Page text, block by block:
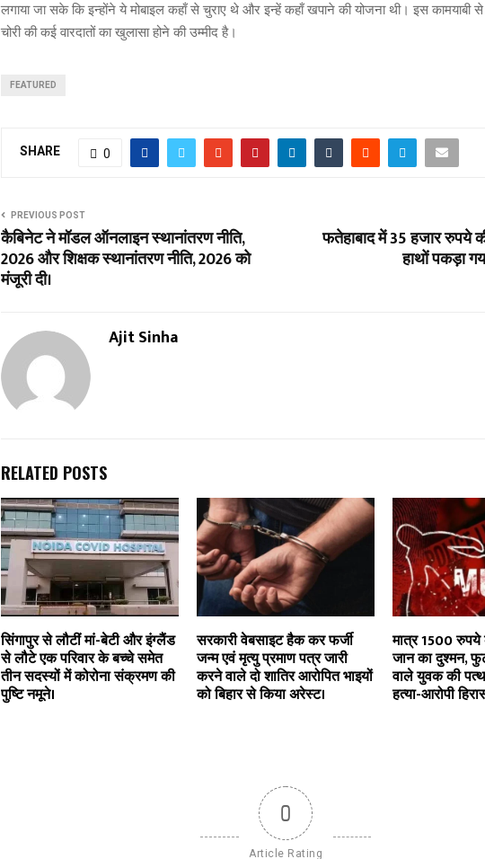
लगाया जा सके कि इन्होंने ये मोबाइल कहाँ से चुराए थे और इन्हें कहाँ खपाने की योजना थी। इस कामयाबी
चोरी की कई वारदातों का खुलासा होने की उम्मीद है।
FEATURED
SHARE 0
PREVIOUS POST
कैबिनेट ने मॉडल ऑनलाइन स्थानांतरण नीति,
2026 और शिक्षक स्थानांतरण नीति, 2026 को
मंजूरी दी।
फतेहाबाद में 35 हजार रुपये
हाथों पकड़ा
Ajit Sinha
RELATED POSTS
सिंगापुर से लौटीं मां-बेटी और इंग्लैंड
से लौटे एक परिवार के बच्चे समेत
तीन सदस्यों में कोरोना संक्रमण की
पुष्टि नमूने।
सरकारी वेबसाइट हैक कर फर्जी
जन्म एवं मृत्यु प्रमाण पत्र जारी
करने वाले दो शातिर आरोपित भाइयों
को बिहार से किया अरेस्ट।
मात्र 1500 रुपये
जान का दुश्मन,
वाले युवक की
हत्या-आरोपी
0
Article Rating